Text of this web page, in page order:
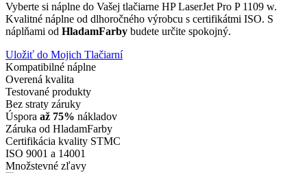
Vyberte si náplne do Vašej tlačiarne HP LaserJet Pro P 1109 w.
Kvalitné náplne od dlhoročného výrobcu s certifikátmi ISO. S
náplňami od HladamFarby budete určite spokojný.
Uložiť do Mojich Tlačiarní
Kompatibilné náplne
Overená kvalita
Testované produkty
Bez straty záruky
Úspora až 75% nákladov
Záruka od HladamFarby
Certifikácia kvality STMC
ISO 9001 a 14001
Množstevné zľavy